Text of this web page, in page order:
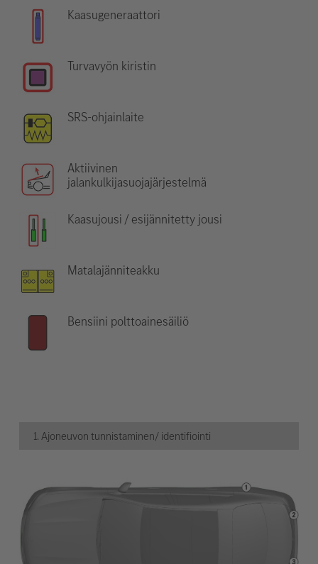
Kaasugeneraattori
Turvavyön kiristin
SRS-ohjainlaite
Aktiivinen
jalankulkijasuojajärjestelmä
Kaasujousi / esijännitetty jousi
Matalajänniteakku
Bensiini polttoainesäiliö
1. Ajoneuvon tunnistaminen/ identifiointi